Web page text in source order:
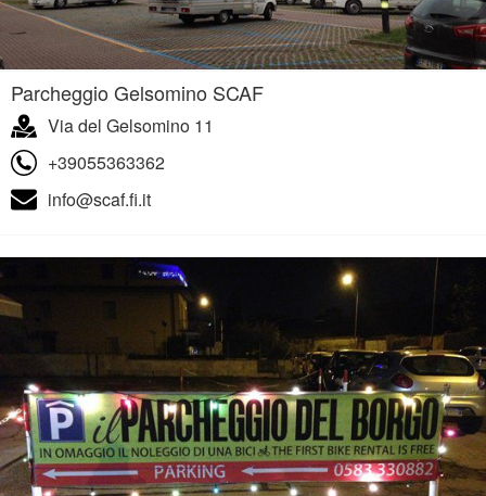
Parcheggio Gelsomino SCAF
Via del Gelsomino 11
+39055363362
info@scaf.fi.it